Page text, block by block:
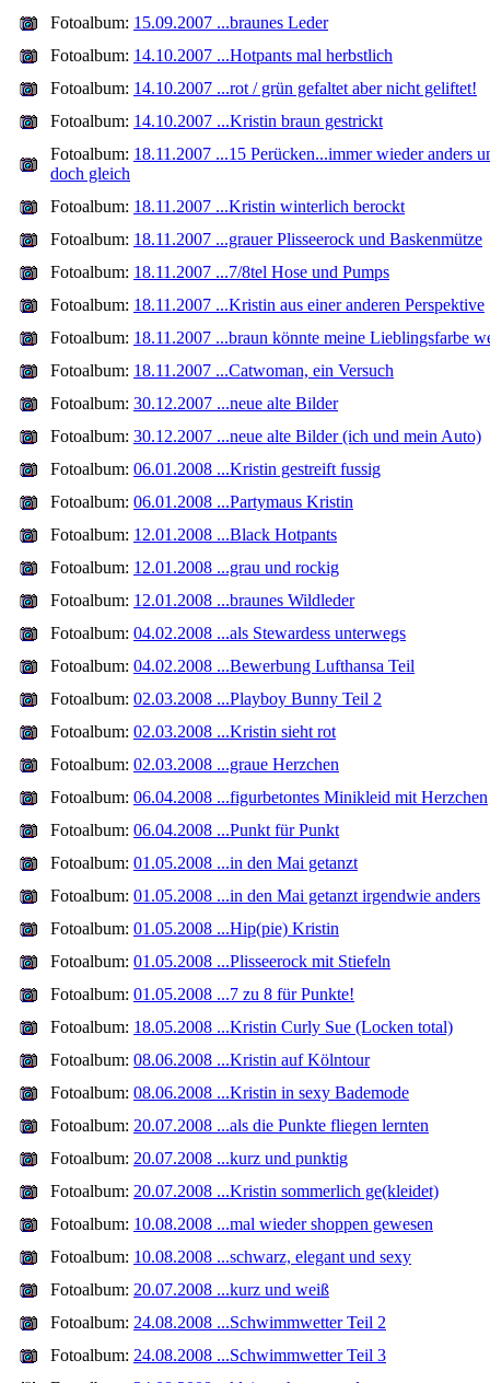
Fotoalbum: 15.09.2007 ...braunes Leder
Fotoalbum: 14.10.2007 ...Hotpants mal herbstlich
Fotoalbum: 14.10.2007 ...rot / grün gefaltet aber nicht geliftet!
Fotoalbum: 14.10.2007 ...Kristin braun gestrickt
Fotoalbum: 18.11.2007 ...15 Perücken...immer wieder anders
doch gleich
Fotoalbum: 18.11.2007 ...Kristin winterlich berockt
Fotoalbum: 18.11.2007 ...grauer Plisseerock und Baskenmütze
Fotoalbum: 18.11.2007 ...7/8tel Hose und Pumps
Fotoalbum: 18.11.2007 ...Kristin aus einer anderen Perspektive
Fotoalbum: 18.11.2007 ...braun könnte meine Lieblingsfarbe
Fotoalbum: 18.11.2007 ...Catwoman, ein Versuch
Fotoalbum: 30.12.2007 ...neue alte Bilder
Fotoalbum: 30.12.2007 ...neue alte Bilder (ich und mein Auto)
Fotoalbum: 06.01.2008 ...Kristin gestreift fussig
Fotoalbum: 06.01.2008 ...Partymaus Kristin
Fotoalbum: 12.01.2008 ...Black Hotpants
Fotoalbum: 12.01.2008 ...grau und rockig
Fotoalbum: 12.01.2008 ...braunes Wildleder
Fotoalbum: 04.02.2008 ...als Stewardess unterwegs
Fotoalbum: 04.02.2008 ...Bewerbung Lufthansa Teil
Fotoalbum: 02.03.2008 ...Playboy Bunny Teil 2
Fotoalbum: 02.03.2008 ...Kristin sieht rot
Fotoalbum: 02.03.2008 ...graue Herzchen
Fotoalbum: 06.04.2008 ...figurbetontes Minikleid mit Herzchen
Fotoalbum: 06.04.2008 ...Punkt für Punkt
Fotoalbum: 01.05.2008 ...in den Mai getanzt
Fotoalbum: 01.05.2008 ...in den Mai getanzt irgendwie anders
Fotoalbum: 01.05.2008 ...Hip(pie) Kristin
Fotoalbum: 01.05.2008 ...Plisseerock mit Stiefeln
Fotoalbum: 01.05.2008 ...7 zu 8 für Punkte!
Fotoalbum: 18.05.2008 ...Kristin Curly Sue (Locken total)
Fotoalbum: 08.06.2008 ...Kristin auf Kölntour
Fotoalbum: 08.06.2008 ...Kristin in sexy Bademode
Fotoalbum: 20.07.2008 ...als die Punkte fliegen lernten
Fotoalbum: 20.07.2008 ...kurz und punktig
Fotoalbum: 20.07.2008 ...Kristin sommerlich ge(kleidet)
Fotoalbum: 10.08.2008 ...mal wieder shoppen gewesen
Fotoalbum: 10.08.2008 ...schwarz, elegant und sexy
Fotoalbum: 20.07.2008 ...kurz und weiß
Fotoalbum: 24.08.2008 ...Schwimmwetter Teil 2
Fotoalbum: 24.08.2008 ...Schwimmwetter Teil 3